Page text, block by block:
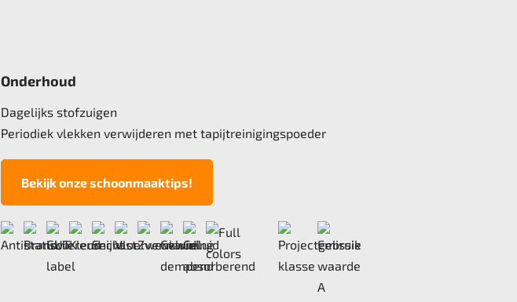
Onderhoud
Dagelijks stofzuigen
Periodiek vlekken verwijderen met tapijtreinigingspoeder
Bekijk onze schoonmaaktips!